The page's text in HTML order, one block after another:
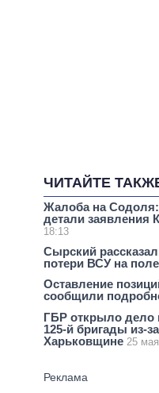
ЧИТАЙТЕ
Жалоба на
детали заявления
18:13
Сырский
потери ВСУ на
Оставление
сообщили
ГБР открыло дело
125-й бригады из-
Харьковщине 25